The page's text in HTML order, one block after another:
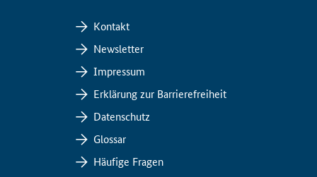
Kontakt
Newsletter
Impressum
Erklärung zur Barrierefreiheit
Datenschutz
Glossar
Häufige Fragen